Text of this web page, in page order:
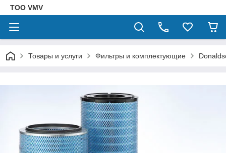
ТОО VMV
Товары и услуги Фильтры и комплектующие